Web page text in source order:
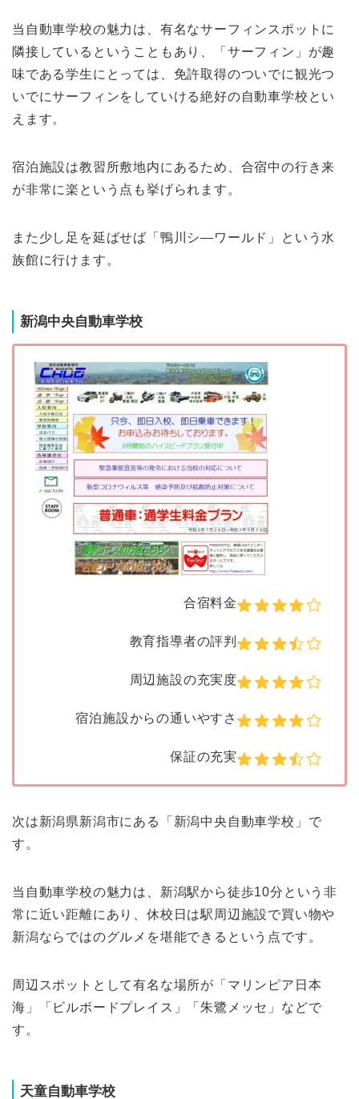
当自動車学校の魅力は、有名なサーフィンスポットに
隣接しているということもあり、「サーフィン」が趣
味である学生にとっては、免許取得のついでに観光つ
いでにサーフィンをしていける絶好の自動車学校とい
えます。
宿泊施設は教習所敷地内にあるため、合宿中の行き来
が非常に楽という点も挙げられます。
また少し足を延ばせば「鴨川シ―ワールド」という水
族館に行けます。
新潟中央自動車学校
合宿料金
教育指導者の評判
周辺施設の充実度
宿泊施設からの通いやすさ
保証の充実
次は新潟県新潟市にある「新潟中央自動車学校」で
す。
当自動車学校の魅力は、新潟駅から徒歩10分という非
常に近い距離にあり、休校日は駅周辺施設で買い物や
新潟ならではのグルメを堪能できるという点です。
周辺スポットとして有名な場所が「マリンピア日本
海」「ビルボードプレイス」「朱鷺メッセ」などで
す。
天童自動車学校